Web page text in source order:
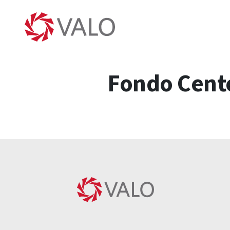
Fondo